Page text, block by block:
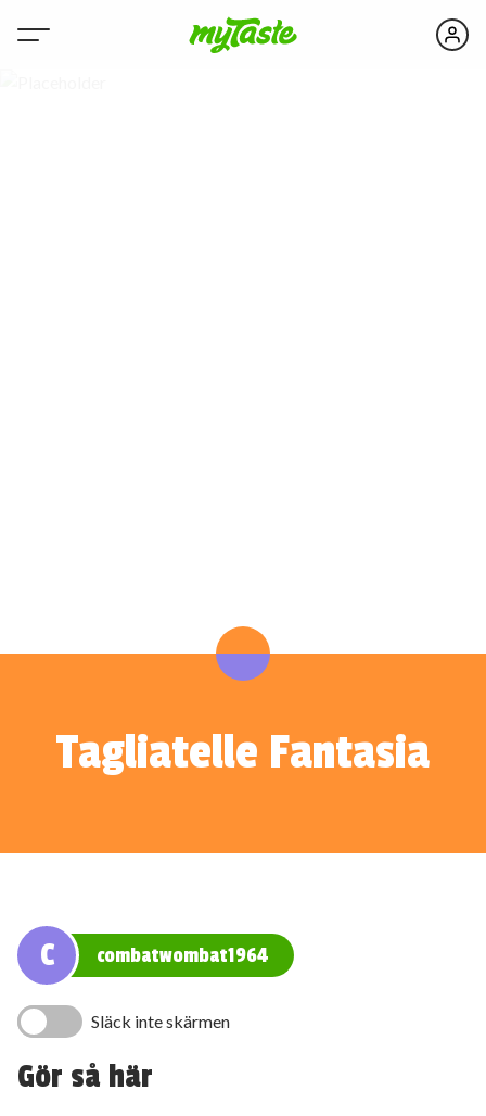
Tagliatelle Fantasia
C combatwombat1964
Släck inte skärmen
Gör så här